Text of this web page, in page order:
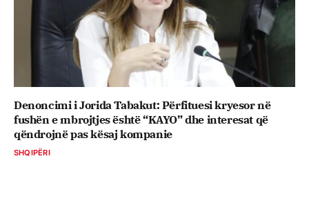
Denoncimi i Jorida Tabakut: Përfituesi kryesor në
fushën e mbrojtjes është “KAYO” dhe interesat që
qëndrojnë pas kësaj kompanie
SHQIPËRI